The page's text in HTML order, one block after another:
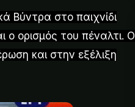
Βύντρα στο παιχνίδι
ο ορισμός του πέναλτι. Ο
και στην εξέλιξη